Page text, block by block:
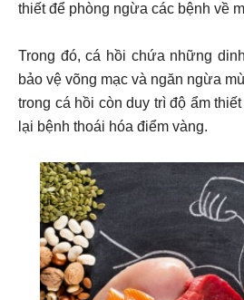
thiết để phòng ngừa các bệnh về
Trong đó, cá hồi chứa những
bảo vệ võng mạc và ngăn ngừa
trong cá hồi còn duy trì độ ẩm
lại bệnh thoái hóa điểm vàng.